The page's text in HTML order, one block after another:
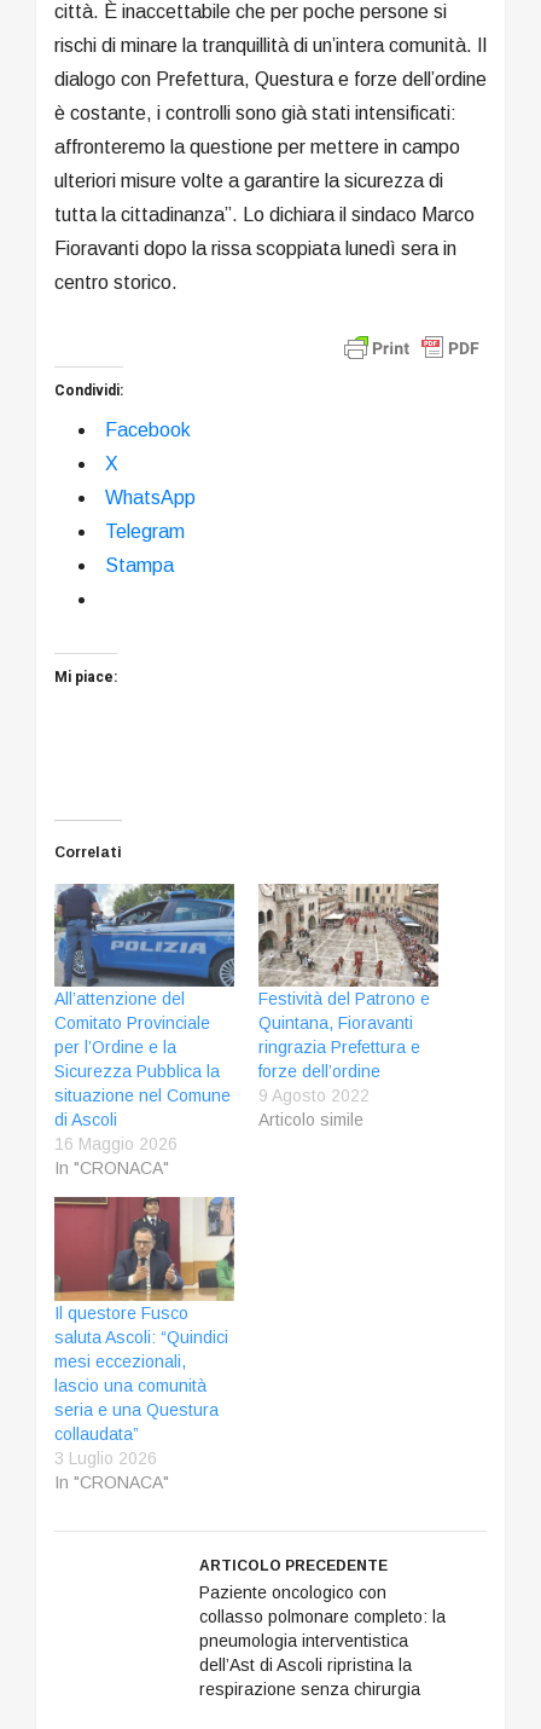
città. È inaccettabile che per poche persone si
rischi di minare la tranquillità di un’intera comunità. Il
dialogo con Prefettura, Questura e forze dell’ordine
è costante, i controlli sono già stati intensificati:
affronteremo la questione per mettere in campo
ulteriori misure volte a garantire la sicurezza di
tutta la cittadinanza”. Lo dichiara il sindaco Marco
Fioravanti dopo la rissa scoppiata lunedì sera in
centro storico.
Condividi:
Facebook
X
WhatsApp
Telegram
Stampa
Mi piace:
Correlati
All’attenzione del
Comitato Provinciale
per l’Ordine e la
Sicurezza Pubblica la
situazione nel Comune
di Ascoli
16 Maggio 2026
In "CRONACA"
Festività del Patrono e
Quintana, Fioravanti
ringrazia Prefettura e
forze dell’ordine
9 Agosto 2022
Articolo simile
Il questore Fusco
saluta Ascoli: “Quindici
mesi eccezionali,
lascio una comunità
seria e una Questura
collaudata”
3 Luglio 2026
In "CRONACA"
ARTICOLO PRECEDENTE
Paziente oncologico con
collasso polmonare completo: la
pneumologia interventistica
dell’Ast di Ascoli ripristina la
respirazione senza chirurgia